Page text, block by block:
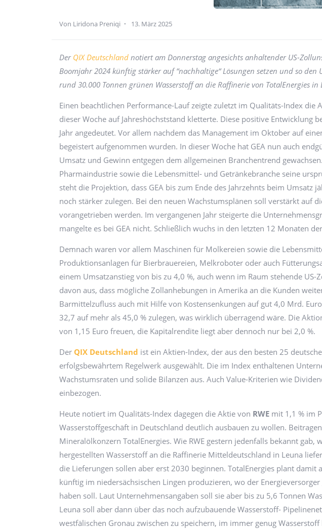
Von Liridona Preniqi 13. März 2025
DerQIX Deutschlandnotiert am Donnerstag angesichts anhaltender US-
Boomjahr 2024 künftig stärker auf “nachhaltige“ Lösungen setzen und so
rund 30.000 Tonnen grünen Wasserstoff an die Raffinerie von TotalEnergies
Einen beachtlichen Performance-Lauf zeigte zuletzt im Qualitäts-Index die
dieser Woche auf Jahreshöchststand kletterte. Diese positive Entwicklung
Jahr angedeutet. Vor allem nachdem das Management im Oktober auf
begeistert aufgenommen wurden. In dieser Woche hat GEA nun auch
Umsatz und Gewinn entgegen dem allgemeinen Branchentrend
Pharmaindustrie sowie die Lebensmittel- und Getränkebranche seine
steht die Projektion, dass GEA bis zum Ende des Jahrzehnts beim
noch stärker zulegen. Bei den neuen Wachstumsplänen soll verstärkt auf
vorangetrieben werden. Im vergangenen Jahr steigerte die
mangelte es bei GEA nicht. Schließlich wuchs in den letzten 12 Monaten
Demnach waren vor allem Maschinen für Molkereien sowie die
Produktionsanlagen für Bierbrauereien, Melkroboter oder auch
einem Umsatzanstieg von bis zu 4,0 %, auch wenn im Raum stehende
davon aus, dass mögliche Zollanhebungen in Amerika an die Kunden
Barmittelzufluss auch mit Hilfe von Kostensenkungen auf gut 4,0 Mrd.
32,7 auf mehr als 45,0 % zulegen, was wirklich überragend wäre. Die
von 1,15 Euro freuen, die Kapitalrendite liegt aber dennoch nur bei 2,0 %.
Der QIX Deutschland ist ein Aktien-Index, der aus den besten 25
erfolgsbewährtem Regelwerk ausgewählt. Die im Index enthaltenen
Wachstumsraten und solide Bilanzen aus. Auch Value-Kriterien wie
einbezogen.
Heute notiert im Qualitäts-Index dagegen die Aktie von RWE mit 1,1 % im
Wasserstoffgeschäft in Deutschland deutlich ausbauen zu wollen.
Mineralölkonzern TotalEnergies. Wie RWE gestern jedenfalls bekannt
hergestellten Wasserstoff an die Raffinerie Mitteldeutschland in Leuna
die Lieferungen sollen aber erst 2030 beginnen. TotalEnergies plant damit
künftig im niedersächsischen Lingen produzieren, wo der
haben soll. Laut Unternehmensangaben soll sie aber bis zu 5,6 Tonnen
Leuna soll aber dann über das noch aufzubauende Wasserstoff-
westfälischen Gronau zwischen zu speichern, im immer genug